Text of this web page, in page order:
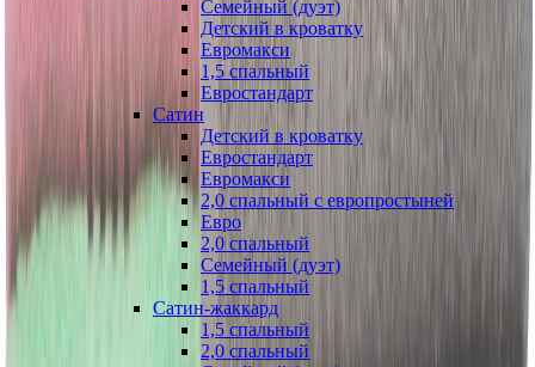
Семейный (дуэт)
Детский в кроватку
Евромакси
1,5 спальный
Евростандарт
Сатин
Детский в кроватку
Евростандарт
Евромакси
2,0 спальный с европростыней
Евро
2,0 спальный
Семейный (дуэт)
1,5 спальный
Сатин-жаккард
1,5 спальный
2,0 спальный